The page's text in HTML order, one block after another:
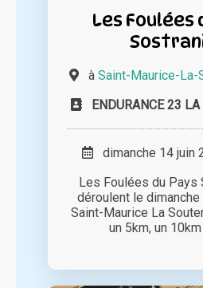
Les Foulées
à Saint-Maurice-La-
ENDURANCE 23
dimanche 14 juin
Les Foulées du Pays
déroulent le
Saint-Maurice La
un 5km, un 10km